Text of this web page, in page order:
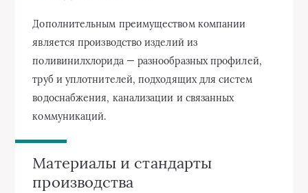
Дополнительным преимуществом компании
является производство изделий из
поливинилхлорида — разнообразных профилей,
труб и уплотнителей, подходящих для систем
водоснабжения, канализации и связанных
коммуникаций.
Материалы и стандарты
производства